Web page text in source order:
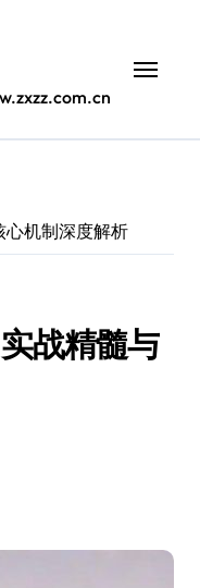
心机制深度解析
战精髓与